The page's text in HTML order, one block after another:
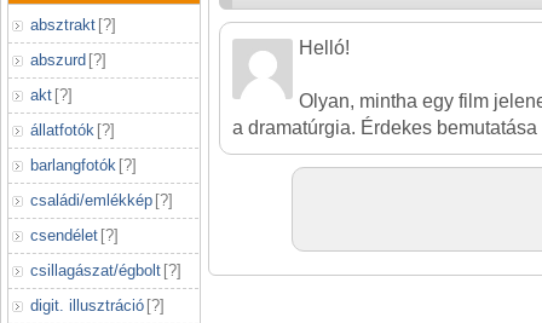
absztrakt [?]
abszurd [?]
akt [?]
állatfotók [?]
barlangfotók [?]
családi/emlékkép [?]
csendélet [?]
csillagászat/égbolt [?]
digit. illusztráció [?]
Helló!
Olyan, mintha egy film
a dramatúrgia. Érdekes